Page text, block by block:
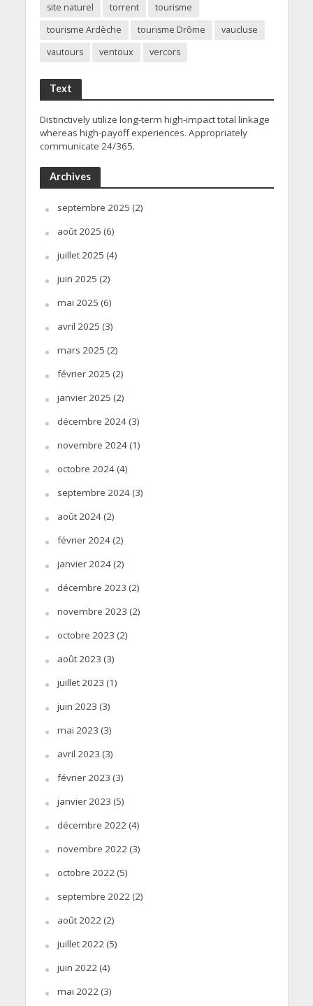
site naturel torrent
tourisme
tourisme Ardèche
tourisme Drôme
vaucluse
vautours
ventoux vercors
Text
Distinctively utilize long-term high-impact total linkage
whereas high-payoff experiences. Appropriately
communicate 24/365.
Archives
septembre 2025 (2)
août 2025 (6)
juillet 2025 (4)
juin 2025 (2)
mai 2025 (6)
avril 2025 (3)
mars 2025 (2)
février 2025 (2)
janvier 2025 (2)
décembre 2024(3)
novembre 2024(1)
octobre 2024(4)
septembre 2024(3)
août 2024(2)
février 2024(2)
janvier 2024(2)
décembre 2023 (2)
novembre 2023 (2)
octobre 2023 (2)
août 2023 (3)
juillet 2023 (1)
juin 2023 (3)
mai 2023 (3)
avril 2023 (3)
février 2023 (3)
janvier 2023 (5)
décembre 2022(4)
novembre 2022(3)
octobre 2022(5)
septembre 2022(2)
août 2022(2)
juillet 2022(5)
juin 2022(4)
mai 2022(3)